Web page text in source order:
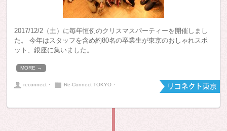
2017/12/2（土）に毎年恒例のクリスマスパーティーを開催しまし
た。 今年はスタッフを含め約80名の卒業生が東京のおしゃれスポ
ット、銀座に集いました。
MORE →
reconnect ⋅ Re-Connect TOKYO ⋅